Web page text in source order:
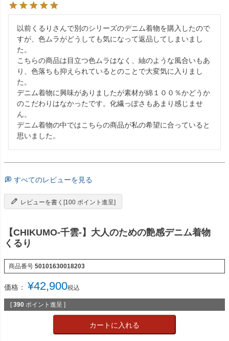
以前くるりさんで別のシリーズのデニム着物を購入したので
すが、色ムラがどうしても気になって返品してしまいまし
た。
こちらの商品は目立つ色ムラはなく、紬のような風合いもあ
り、色落ちも抑えられているとのことで大変気に入りまし
た。
デニム着物に興味がありましたが素材が綿１００％かどうか
のこだわりはなかったです。化繊っぽさもあまり感じませ
ん。
デニム着物の中ではこちらの商品が私の希望に合っていると
思いました。
すべてのレビューを見る
レビューを書く[100 ポイント進呈]
【CHIKUMO-千雲-】大人のための艶感デニム着物
くるり
商品番号 50101630018203
価格： ¥42,900税込
[ 390 ポイント進呈 ]
カートに入れる